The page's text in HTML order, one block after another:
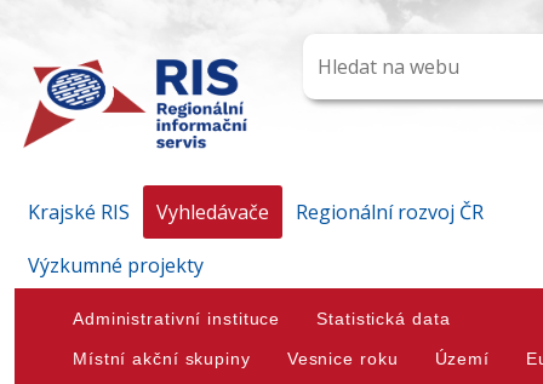
Krajské RIS Vyhledávače
Regionální rozvoj ČR
Výzkumné projekty
Administrativní instituce Statistická data
Místní akční skupiny Vesnice roku Území